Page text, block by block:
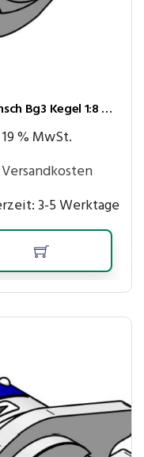
Parker Zahnradpumpe Plesseyflansch Bg3 Kegel 1:8 44ccm/U rechtsl Pe=220bar
% MwSt.
Versandkosten
3-5 Werktage